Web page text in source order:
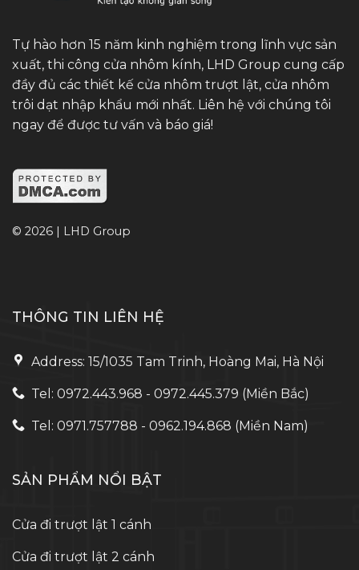
Tự hào hơn 15 năm kinh nghiệm trong lĩnh vực sản
xuất, thi công cửa nhôm kính, LHD Group cung cấp
đầy đủ các thiết kế cửa nhôm trượt lật, cửa nhôm
trôi dạt nhập khẩu mới nhất. Liên hệ với chúng tôi
ngay để được tư vấn và báo giá!
© 2026 | LHD Group
THÔNG TIN LIÊN HỆ
Address: 15/1035 Tam Trinh, Hoàng Mai, Hà Nội
Tel: 0972.443.968 - 0972.445.379 (Miền Bắc)
Tel: 0971.757788 - 0962.194.868 (Miền Nam)
SẢN PHẨM NỔI BẬT
Cửa đi trượt lật 1 cánh
Cửa đi trượt lật 2 cánh